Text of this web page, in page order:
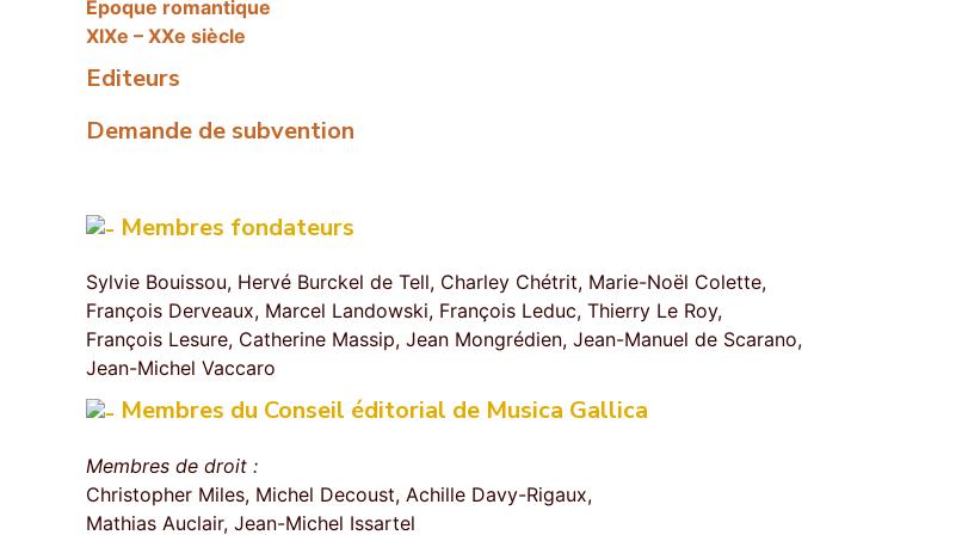
Epoque romantique
XIXe – XXe siècle
Editeurs
Demande de subvention
Membres fondateurs
Sylvie Bouissou, Hervé Burckel de Tell, Charley Chétrit, Marie-Noël Colette,
François Derveaux, Marcel Landowski, François Leduc, Thierry Le Roy,
François Lesure, Catherine Massip, Jean Mongrédien, Jean-Manuel de Scarano,
Jean-Michel Vaccaro
Membres du Conseil éditorial de Musica Gallica
Membres de droit :
Christopher Miles, Michel Decoust, Achille Davy-Rigaux,
Mathias Auclair, Jean-Michel Issartel